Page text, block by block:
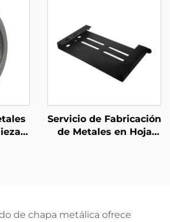
Servicio de Fabricación
de Metales en Hoja
de chapa metálica ofrece